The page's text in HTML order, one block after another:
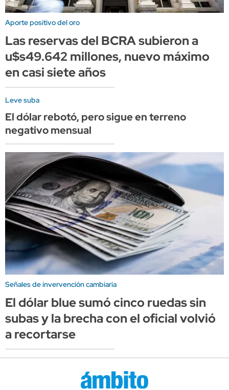
Aporte positivo del oro
Las reservas del BCRA subieron a
u$s49.642 millones, nuevo máximo
en casi siete años
Leve suba
El dólar rebotó, pero sigue en terreno
negativo mensual
Señales de invervención cambiaria
El dólar blue sumó cinco ruedas sin
subas y la brecha con el oficial volvió
a recortarse